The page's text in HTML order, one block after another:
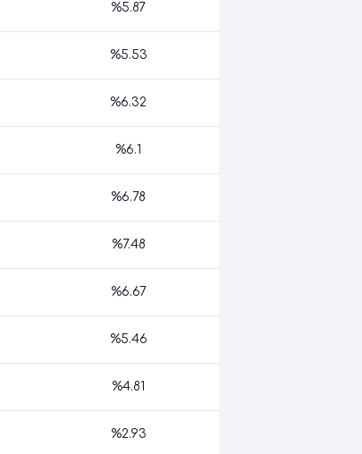
%5.87
%5.53
%6.32
%6.1
%6.78
%7.48
%6.67
%5.46
%4.81
%2.93